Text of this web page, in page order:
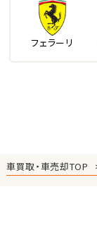
フェラーリ
車買取・車売却TOP